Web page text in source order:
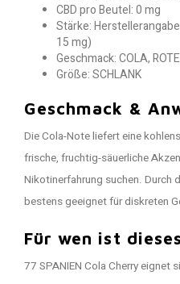
CBD pro Beutel: 0 mg
Stärke:
15 mg)
Geschmack: COLA,
Größe: SCHLANK
Geschmack &
Die Cola-Note liefert eine
frische, fruchtig-säuerliche
Nikotinerfahrung suchen. Durch
bestens geeignet für diskreten
Für wen ist
77 SPANIEN Cola Cherry eignet